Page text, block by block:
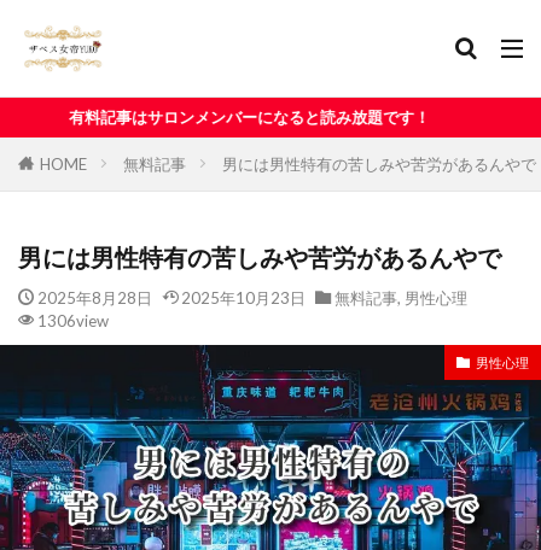
ロンメンバーになると読み放題です！
HOME 無料記事 男には男性特有の苦しみや苦労があるんやで
男には男性特有の苦しみや苦労があるんやで
2025年8月28日 2025年10月23日 無料記事, 男性心理
1306view
男性心理